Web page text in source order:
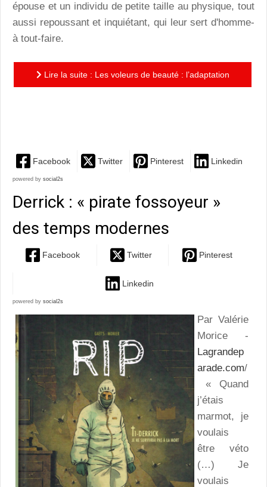
épouse et un individu de petite taille au physique, tout
aussi repoussant et inquiétant, qui leur sert d'homme-
à tout-faire.
Lire la suite : Les voleurs de beauté : l’adaptation
Facebook Twitter Pinterest Linkedin
powered by social2s
Derrick : « pirate fossoyeur »
des temps modernes
Facebook Twitter Pinterest
Linkedin
powered by social2s
Par Valérie
Morice -
Lagrandep
arade.com/
« Quand
j’étais
marmot, je
voulais
être véto
(…) Je
voulais